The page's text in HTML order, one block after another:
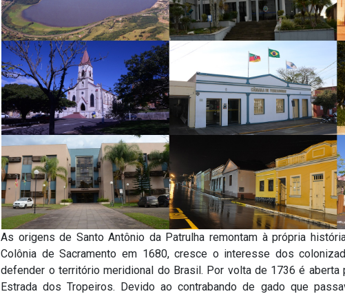
As origens de Santo Antônio da Patrulha remontam à própria
Colônia de Sacramento em 1680, cresce o interesse dos
defender o território meridional do Brasil. Por volta de 1736 é aberta
Estrada dos Tropeiros. Devido ao contrabando de gado que